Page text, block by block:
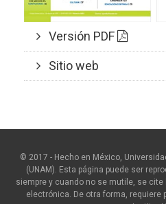
Versión PDF
Sitio web
© 2017 - Hecho en México,
(UNAM). Esta página puede ser
siempre y cuando no se mutile, se
electrónica. De otra forma, requiere